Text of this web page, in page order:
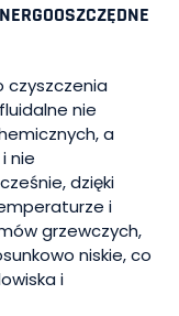
czyszczenia
nie
a
nie
dzięki
i
grzewczych,
niskie, co
i